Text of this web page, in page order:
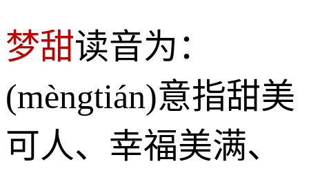
梦甜读音为：
(mèngtián)意指甜美
可人、幸福美满、